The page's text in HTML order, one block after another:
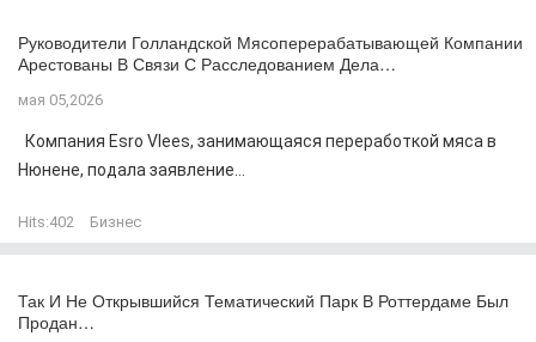
Руководители Голландской Мясоперерабатывающей Компании
Арестованы В Связи С Расследованием Дела…
мая 05,2026
Компания Esro Vlees, занимающаяся переработкой мяса в
Нюнене, подала заявление...
Hits:402 Бизнес
Так И Не Открывшийся Тематический Парк В Роттердаме Был
Продан…